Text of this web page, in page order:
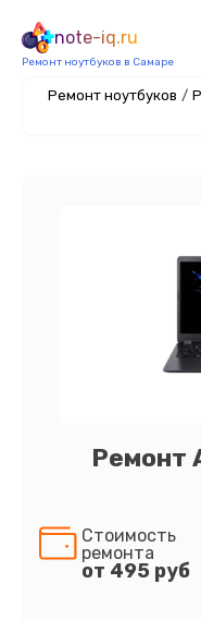
note-iq.ru
Ремонт ноутбуков в Самаре
Ремонт ноутбуков /
Ремонт
Стоимость
ремонта
от 495 руб